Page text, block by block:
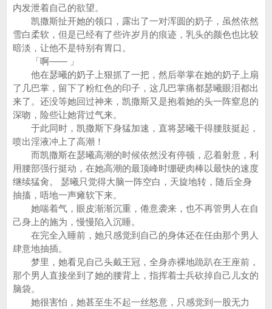
内发泄着自己的欲望。
凯撒斯扯开她的领口，露出了一对浑圆的奶子，虽然依然
雪白柔软，但是已经有了些许岁月的痕迹，乳头的颜色也比较
暗淡，让他不是特别有胃口。
「啊—— 」
他在瑟曦的奶子上狠抓了一把，然后举掌在她的奶子上扇
了几巴掌，留下了粉红色的印子，这几巴掌痛都瑟曦眼泪都出
来了。还没等她回过神来，凯撒斯又是抱着她的头一阵窒息的
深吻，险些让她背过气来。
于此同时，凯撒斯下身猛加速，直将瑟曦干得腰肢挺起，
喷出淫液冲上了高潮！
而凯撒斯在瑟曦高潮的时候依然没有停顿，忍着射意，利
用腰部强行挺动，在她高潮的最顶峰时绷硬肉棒以最快的速度
继续猛肏。 瑟曦只觉得大脑一阵空白，天旋地转，随后全身
抽搐，唔地一声瘫软下来。
她喘着气，眼皮渐渐沉重，倦意袭来，也不再管男人在自
己身上的施为，慢慢陷入沉睡。
在完全入睡前，她只感觉到自己的身体还在任由那个男人
肆意地抽插。
梦里，她看见自己头戴王冠，全身赤裸地跪趴在王座前，
那个男人直接坐到了她的腰背上，指挥着士兵砍掉自己儿女的
脑袋。
她很害怕，她甚至生不起一丝怒意，只感觉到一股无力